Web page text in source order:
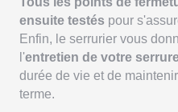
ensuite testés pour
Enfin, le serrurier vous
l'entretien de votre
durée de vie et de
terme.